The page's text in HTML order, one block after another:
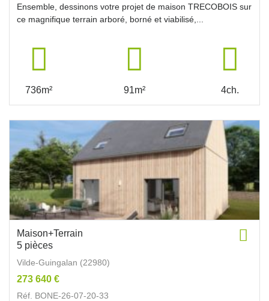
Ensemble, dessinons votre projet de maison TRECOBOIS sur
ce magnifique terrain arboré, borné et viabilisé,...
736m² 91m² 4ch.
Maison+Terrain
5 pièces
Vilde-Guingalan (22980)
273 640 €
Réf. BONE-26-07-20-33